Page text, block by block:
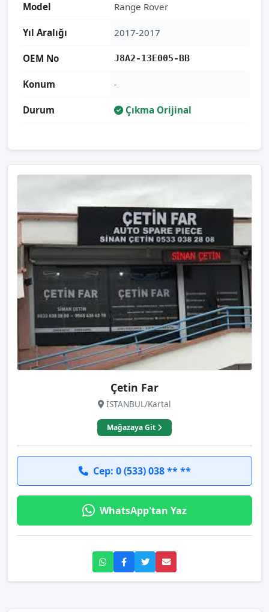
Model Range Rover
Yıl Aralığı 2017-2017
OEM No J8A2-13E005-BB
Konum -
Durum Çıkma Orijinal
Çetin Far
İSTANBUL/Kartal
Mağazaya Git
Cep: 0 (533) 038 ** **
WhatsApp'tan Yaz